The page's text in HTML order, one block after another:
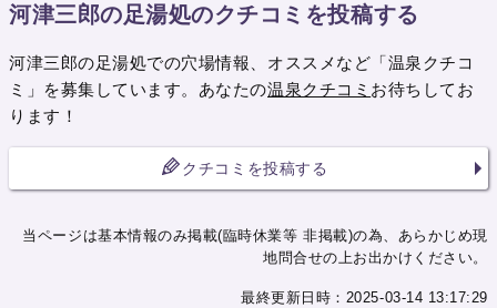
河津三郎の足湯処のクチコミを投稿する
河津三郎の足湯処での穴場情報、オススメなど「温泉クチコ
ミ」を募集しています。あなたの温泉クチコミ お待ちしてお
ります！
クチコミを投稿する
当ページは基本情報のみ掲載(臨時休業等 非掲載)の為、あらかじめ現
地問合せの上お出かけください。
最終更新日時：2025-03-14 13:17:29